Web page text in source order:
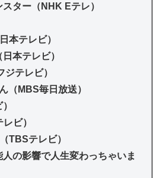
ター（NHK Eテレ）
本テレビ）
本テレビ）
ジテレビ）
（MBS毎日放送）
ビ）
TBSテレビ）
人の影響で人生変わっちゃいま